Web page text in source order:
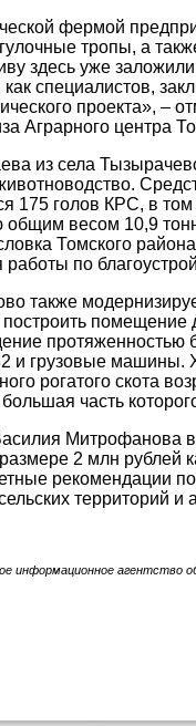
фермой
тропы, а
здесь уже
специалистов,
проекта», –
Аграрного центра
из села
175 голов КРС, в
весом 10,9
Томского
по
также
помещение
и грузовые машины.
рогатого скота
часть
Митрофанова
2 млн
рекомендации
территорий
информационное агентство